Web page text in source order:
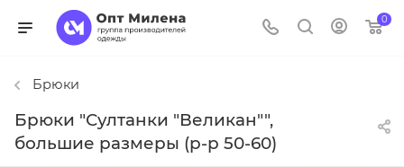
0
Брюки
Брюки "Султанки "Великан"",
большие размеры (р-р 50-60)